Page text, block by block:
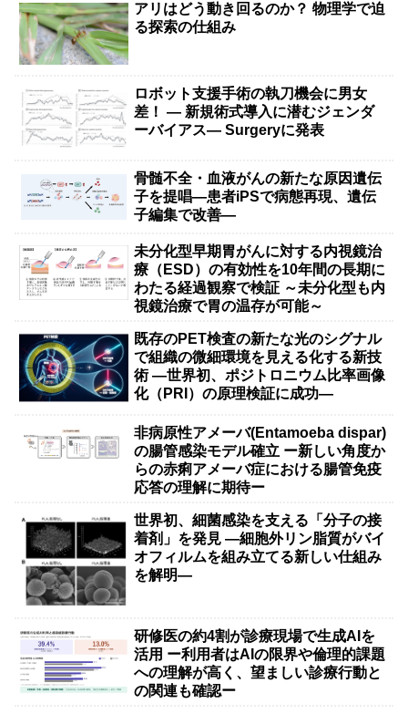
アリはどう動き回るのか？ 物理学で迫
る探索の仕組み
ロボット支援手術の執刀機会に男女
差！ — 新規術式導入に潜むジェンダ
ーバイアス— Surgeryに発表
骨髄不全・血液がんの新たな原因遺伝
子を提唱―患者iPSで病態再現、遺伝
子編集で改善―
未分化型早期胃がんに対する内視鏡治
療（ESD）の有効性を10年間の長期に
わたる経過観察で検証 ～未分化型も内
視鏡治療で胃の温存が可能～
既存のPET検査の新たな光のシグナル
で組織の微細環境を見える化する新技
術 ―世界初、ポジトロニウム比率画像
化（PRI）の原理検証に成功―
非病原性アメーバ(Entamoeba dispar)
の腸管感染モデル確立 ー新しい角度か
らの赤痢アメーバ症における腸管免疫
応答の理解に期待ー
世界初、細菌感染を支える「分子の接
着剤」を発見 ―細胞外リン脂質がバイ
オフィルムを組み立てる新しい仕組み
を解明―
研修医の約4割が診療現場で生成AIを
活用 ー利用者はAIの限界や倫理的課題
への理解が高く、望ましい診療行動と
の関連も確認ー